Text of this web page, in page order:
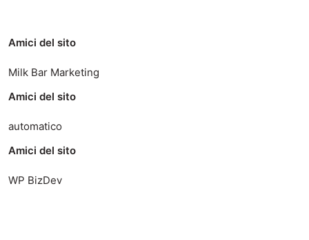
Amici del sito
Milk Bar Marketing
Amici del sito
automatico
Amici del sito
WP BizDev